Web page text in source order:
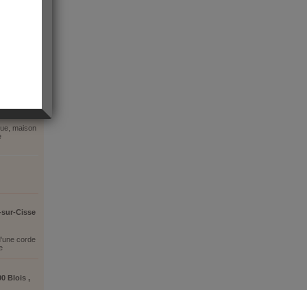
maison
sur-Cisse
corde
Blois ,